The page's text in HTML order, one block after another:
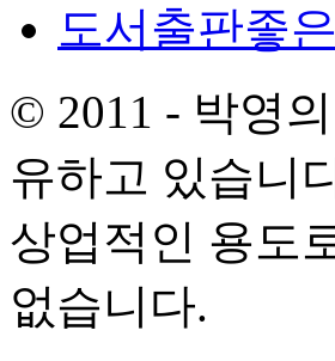
도서출판좋
© 2011 - 박영
유하고 있습니
상업적인 용도
없습니다.